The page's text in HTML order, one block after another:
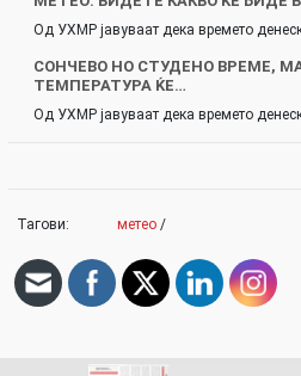
Од УХМР јавуваат дека времето
СОНЧЕВО НО СТУДЕНО ВРЕМЕ,
ТЕМПЕРАТУРА ЌЕ…
Од УХМР јавуваат дека времето
Тагови: метео /